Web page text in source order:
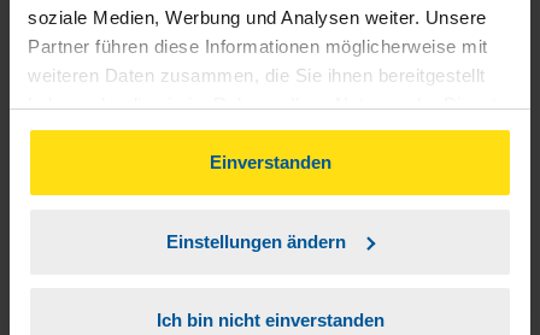
soziale Medien, Werbung und Analysen weiter. Unsere
Partner führen diese Informationen möglicherweise mit
weiteren Daten zusammen, die Sie ihnen bereitgestellt
haben oder die sie im Rahmen Ihrer Nutzung der Dienste
gesammelt haben. Indem Sie auf Einverstanden klicken,
können Sie der Verwendung von Cookies, gemäß
unserer➔ Datenschutzrichtliniezustimmen.
Einverstanden
Einstellungen ändern
Ich bin nicht einverstanden
Frau Dogan ist die beste Beraterin !!!!! Sehr Kompetent
sehr Freundlich....... Gruß Willi